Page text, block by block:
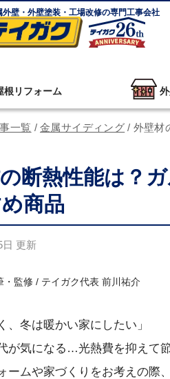
外壁・外壁塗装・工場改修の専門工事会社
根リフォーム
一覧 / 金属サイディング / 外壁材
断熱性能は？
商品
日 更新
・監修 / テイガク代表 前川祐介
、冬は暖かい家にしたい」
が気になる…光熱費を抑えて
ームや家づくりをお考えの際